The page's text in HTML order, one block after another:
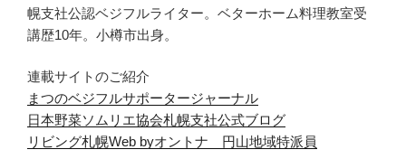
幌支社公認ベジフルライター。ベターホーム料理教室受
講歴10年。小樽市出身。
連載サイトのご紹介
まつのベジフルサポータージャーナル
日本野菜ソムリエ協会札幌支社公式ブログ
リビング札幌Web byオントナ 円山地域特派員